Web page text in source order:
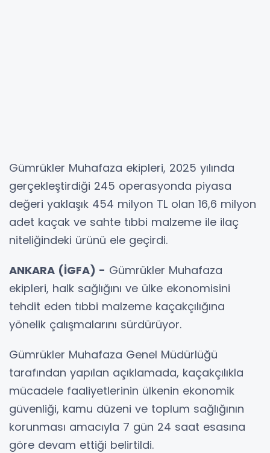
Gümrükler Muhafaza ekipleri, 2025 yılında
gerçekleştirdiği 245 operasyonda piyasa
değeri yaklaşık 454 milyon TL olan 16,6 milyon
adet kaçak ve sahte tıbbi malzeme ile ilaç
niteliğindeki ürünü ele geçirdi.
ANKARA (İGFA) - Gümrükler Muhafaza
ekipleri, halk sağlığını ve ülke ekonomisini
tehdit eden tıbbi malzeme kaçakçılığına
yönelik çalışmalarını sürdürüyor.
Gümrükler Muhafaza Genel Müdürlüğü
tarafından yapılan açıklamada, kaçakçılıkla
mücadele faaliyetlerinin ülkenin ekonomik
güvenliği, kamu düzeni ve toplum sağlığının
korunması amacıyla 7 gün 24 saat esasına
göre devam ettiği belirtildi.